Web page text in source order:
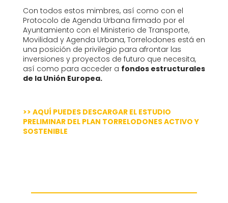
Con todos estos mimbres, así como con el
Protocolo de Agenda Urbana firmado por el
Ayuntamiento con el Ministerio de Transporte,
Movilidad y Agenda Urbana, Torrelodones está en
una posición de privilegio para afrontar las
inversiones y proyectos de futuro que necesita,
así como para acceder a fondos estructurales
de la Unión Europea.
>> AQUÍ PUEDES DESCARGAR EL ESTUDIO
PRELIMINAR DEL PLAN TORRELODONES ACTIVO Y
SOSTENIBLE